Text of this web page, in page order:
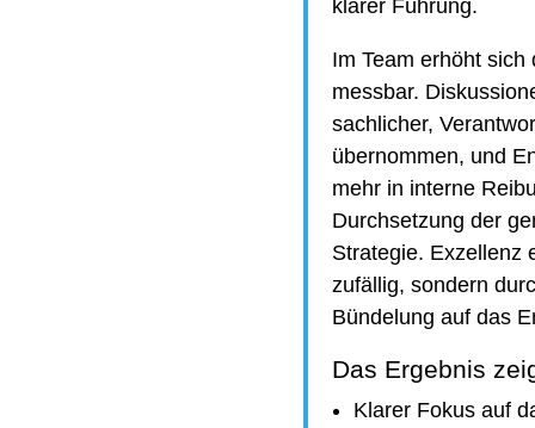
klarer Führung.
Im Team erhöht sich
messbar.
sachlicher,
übernommen, und
mehr in interne
Durchsetzung der
Strategie. Exzellenz
zufällig, sondern
Bündelung auf das
Das Ergebnis
Klarer Fokus auf